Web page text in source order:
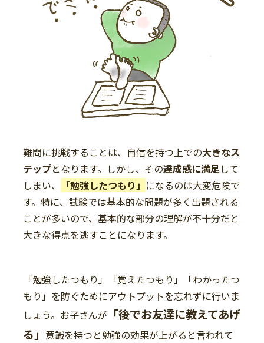
難問に挑戦することは、自信を持つ上での大きなス
テップとなります。しかし、その達成感に満足して
しまい、
「勉強したつもり」 になるのは大変危険で
す。特に、試験では基本的な問題が多く出題される
ことが多いので、基本的な部分の理解が不十分だと
大きな得点を逃すことになります。
「勉強したつもり」「覚えたつもり」「わかったつ
もり」を防ぐためにアウトプットを忘れずに行いま
しょう。お子さんが 「後でお友達に教えてあげ
る」 意識を持つと勉強の効果が上がると言われて